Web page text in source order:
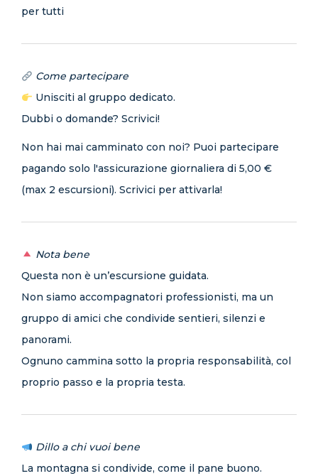
per tutti
Come partecipare
Unisciti al gruppo dedicato.
Dubbi o domande? Scrivici!
Non hai mai camminato con noi? Puoi partecipare
pagando solo l'assicurazione giornaliera di 5,00 €
(max 2 escursioni). Scrivici per attivarla!
Nota bene
Questa non è un’escursione guidata.
Non siamo accompagnatori professionisti, ma un
gruppo di amici che condivide sentieri, silenzi e
panorami.
Ognuno cammina sotto la propria responsabilità, col
proprio passo e la propria testa.
Dillo a chi vuoi bene
La montagna si condivide, come il pane buono.